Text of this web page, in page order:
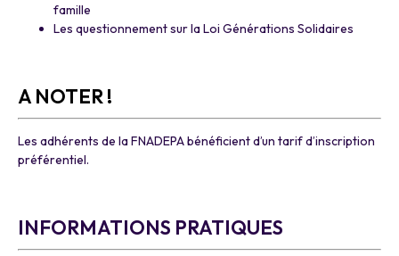
famille
Les questionnement sur la Loi Générations Solidaires
A NOTER !
Les adhérents de la FNADEPA bénéficient d’un tarif d’inscription
préférentiel.
INFORMATIONS PRATIQUES